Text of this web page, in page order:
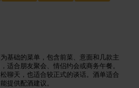
基础的菜单，包含前菜、意面和几款主
适合朋友聚会、情侣约会或商务午餐。
聊天，也适合较正式的谈话。酒单适合
提供配酒建议。